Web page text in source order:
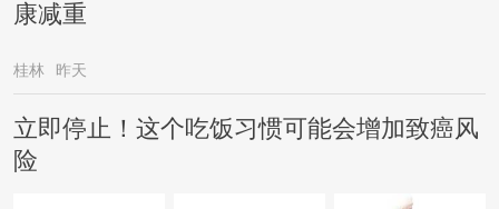
康减重
桂林 昨天
立即停止！这个吃饭习惯可能会增加致癌风
险